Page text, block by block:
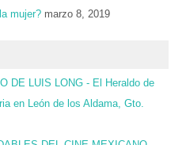
mujer? marzo 8, 2019
DE LUIS LONG - El Heraldo de
en León de los Aldama, Gto.